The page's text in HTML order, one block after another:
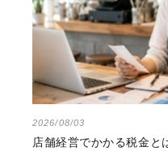
2026/08/03
店舗経営でかかる税金と